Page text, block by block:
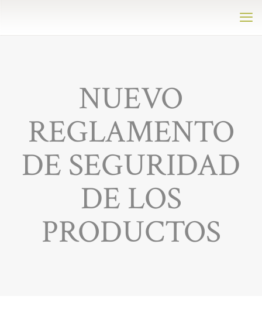
NUEVO
REGLAMENTO
DE SEGURIDAD
DE LOS
PRODUCTOS